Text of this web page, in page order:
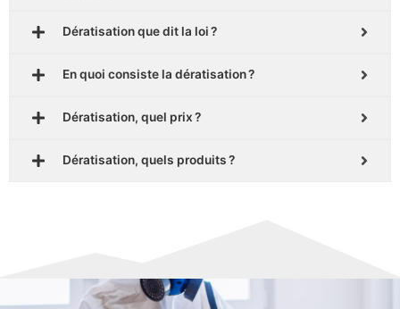
Dératisation que dit la loi ?
En quoi consiste la dératisation ?
Dératisation, quel prix ?
Dératisation, quels produits ?